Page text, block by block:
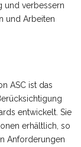
und verbessern
und Arbeiten
ASC ist das
entwickelt. Sie
erhältlich, so
Anforderungen